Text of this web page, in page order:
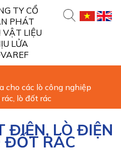
cho các lò công nghiệp
lò đốt rác
ĐIỆN, LÒ ĐIỆN
ĐỐT RÁC